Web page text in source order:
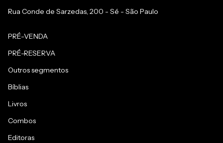
Rua Conde de Sarzedas, 200 - Sé - São Paulo
PRÉ-VENDA
PRÉ-RESERVA
Outros segmentos
Bíblias
Livros
Combos
Editoras